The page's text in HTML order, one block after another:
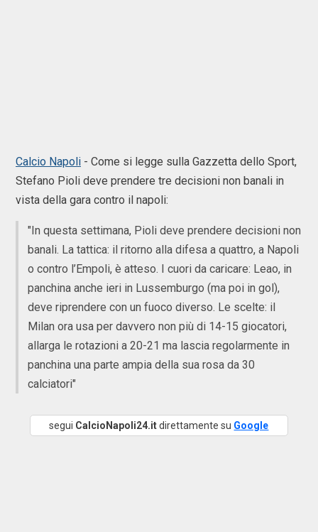
Calcio Napoli - Come si legge sulla Gazzetta dello Sport,
Stefano Pioli deve prendere tre decisioni non banali in
vista della gara contro il napoli:
"In questa settimana, Pioli deve prendere decisioni non
banali. La tattica: il ritorno alla difesa a quattro, a Napoli
o contro l’Empoli, è atteso. I cuori da caricare: Leao, in
panchina anche ieri in Lussemburgo (ma poi in gol),
deve riprendere con un fuoco diverso. Le scelte: il
Milan ora usa per davvero non più di 14-15 giocatori,
allarga le rotazioni a 20-21 ma lascia regolarmente in
panchina una parte ampia della sua rosa da 30
calciatori"
segui CalcioNapoli24.itdirettamente su Google